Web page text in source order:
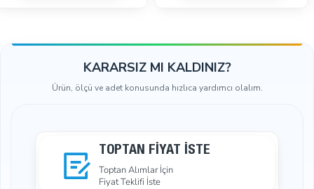
KARARSIZ MI KALDINIZ?
Ürün, ölçü ve adet konusunda hızlıca yardımcı olalım.
TOPTAN FIYAT İSTE
Toptan Alımlar İçin
Fiyat Teklifi İste